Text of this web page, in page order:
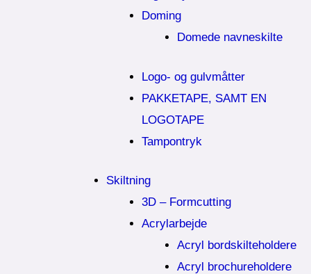
Doming
Domede navneskilte
Logo- og gulvmåtter
PAKKETAPE, SAMT EN
LOGOTAPE
Tampontryk
Skiltning
3D – Formcutting
Acrylarbejde
Acryl bordskilteholdere
Acryl brochureholdere